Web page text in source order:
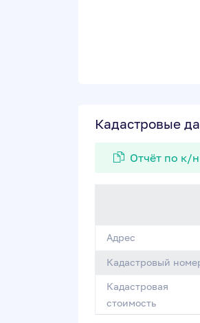
Кадастровые
Отчёт по к/
Адрес
Кадастровый
Кадастровая
стоимость